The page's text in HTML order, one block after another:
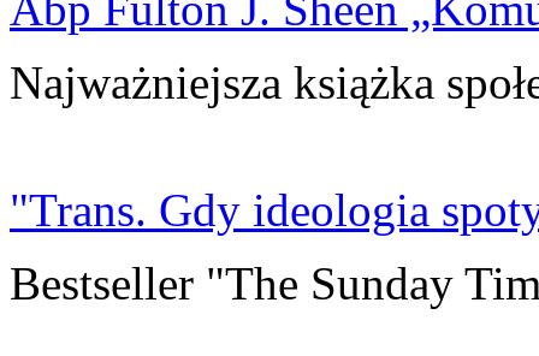
Najważniejsza książka
"Trans. Gdy ideologia
Bestseller "The Sunday